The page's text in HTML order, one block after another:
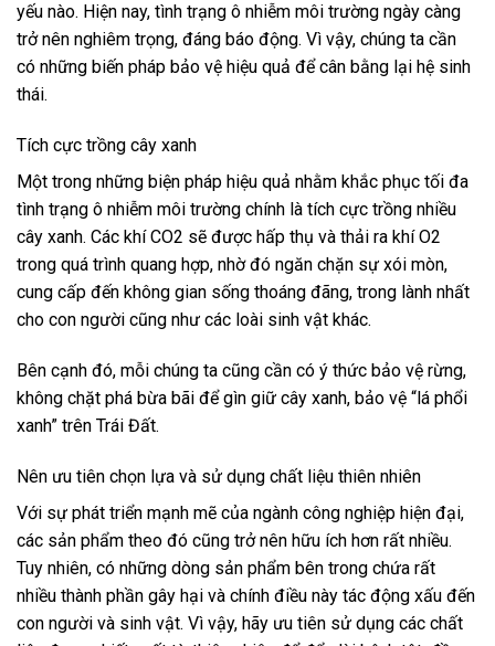
yếu nào. Hiện nay, tình trạng ô nhiễm môi trường ngày càng
trở nên nghiêm trọng, đáng báo động. Vì vậy, chúng ta cần
có những biến pháp bảo vệ hiệu quả để cân bằng lại hệ sinh
thái.
Tích cực trồng cây xanh
Một trong những biện pháp hiệu quả nhằm khắc phục tối đa
tình trạng ô nhiễm môi trường chính là tích cực trồng nhiều
cây xanh. Các khí CO2 sẽ được hấp thụ và thải ra khí O2
trong quá trình quang hợp, nhờ đó ngăn chặn sự xói mòn,
cung cấp đến không gian sống thoáng đãng, trong lành nhất
cho con người cũng như các loài sinh vật khác.
Bên cạnh đó, mỗi chúng ta cũng cần có ý thức bảo vệ rừng,
không chặt phá bừa bãi để gìn giữ cây xanh, bảo vệ “lá phổi
xanh” trên Trái Đất.
Nên ưu tiên chọn lựa và sử dụng chất liệu thiên nhiên
Với sự phát triển mạnh mẽ của ngành công nghiệp hiện đại,
các sản phẩm theo đó cũng trở nên hữu ích hơn rất nhiều.
Tuy nhiên, có những dòng sản phẩm bên trong chứa rất
nhiều thành phần gây hại và chính điều này tác động xấu đến
con người và sinh vật. Vì vậy, hãy ưu tiên sử dụng các chất